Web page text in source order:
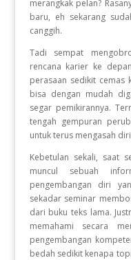
merangkak pelan?
baru, eh sekarang
canggih.
Tadi sempat
rencana karier ke
perasaan sedikit cemas
bisa dengan mudah
segar pemikirannya.
tengah gempuran
untuk terus mengasah
Kebetulan sekali, saat
muncul sebuah
pengembangan diri
sekadar seminar
dari buku teks lama.
memahami secara
pengembangan
bedah sedikit kenapa